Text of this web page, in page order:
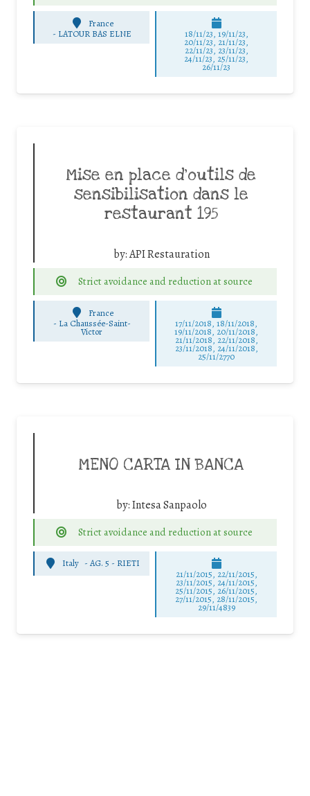
France
- LATOUR BAS ELNE 18/11/23, 19/11/23,
20/11/23, 21/11/23,
22/11/23, 23/11/23,
24/11/23, 25/11/23,
26/11/23
Mise en place d’outils de
sensibilisation dans le
restaurant 195
by:API Restauration
Strict avoidance and reduction at source
France
- La Chaussée-Saint-
Victor
17/11/2018, 18/11/2018,
19/11/2018, 20/11/2018,
21/11/2018, 22/11/2018,
23/11/2018, 24/11/2018,
25/11/2770
MENO CARTA IN BANCA
by:Intesa Sanpaolo
Strict avoidance and reduction at source
Italy -AG. 5 - RIETI
21/11/2015, 22/11/2015,
23/11/2015, 24/11/2015,
25/11/2015, 26/11/2015,
27/11/2015, 28/11/2015,
29/11/4839